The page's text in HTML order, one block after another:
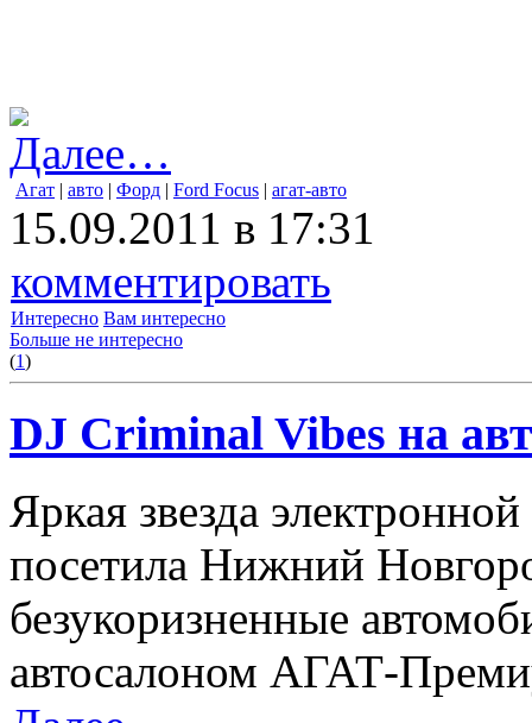
Далее…
Агат | авто | Форд | Ford Focus | агат-авто
15.09.2011 в 17:31
комментировать
Интересно Вам интересно
Больше не интересно
(1)
DJ Criminal Vibes на
Яркая звезда
посетила Нижний
безукоризненные
автосалоном АГАТ-